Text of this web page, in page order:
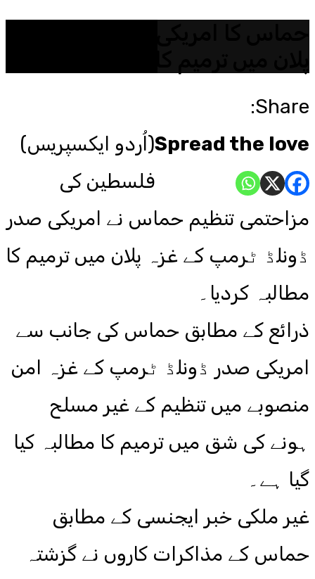
Share:
Spread the love(اُردو ایکسپریس)
فلسطین کی
مزاحتمی تنظیم حماس نے امریکی صدر
ڈونلڈ ٹرمپ کے غزہ پلان میں ترمیم کا
مطالبہ کردیا۔
ذرائع کے مطابق حماس کی جانب سے
امریکی صدر ڈونلڈ ٹرمپ کے غزہ امن
منصوبے میں تنظیم کے غیر مسلح
ہونے کی شق میں ترمیم کا مطالبہ کیا
گیا ہے۔
غیر ملکی خبر ایجنسی کے مطابق
حماس کے مذاکرات کاروں نے گزشتہ